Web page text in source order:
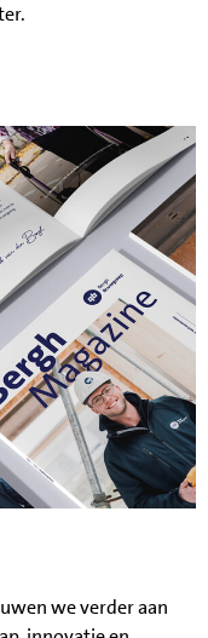
we verder aan